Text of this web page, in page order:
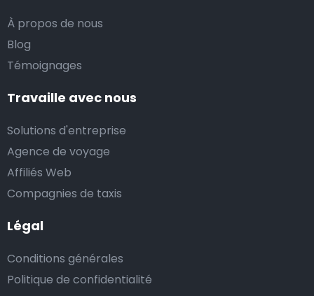
À propos de nous
Blog
Témoignages
Travaille avec nous
Solutions d'entreprise
Agence de voyage
Affiliés Web
Compagnies de taxis
Légal
Conditions générales
Politique de confidentialité